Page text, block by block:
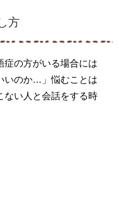
方
症の方がいる場合には
いのか…」悩むことは
ない人と会話をする時